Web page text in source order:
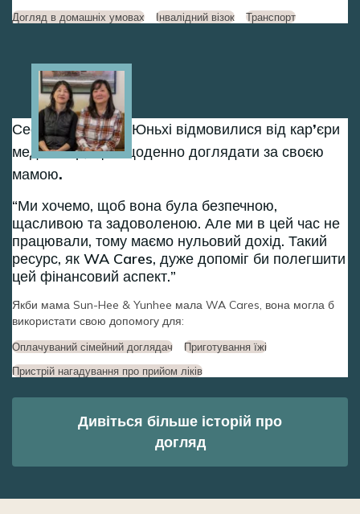
Догляд в домашніх умовах Інвалідний візок Транспорт
Сестри Сун-Хі та Юньхі відмовилися від кар’єри
медсестер, щоб щоденно доглядати за своєю
мамою.
Ми хочемо, щоб вона була безпечною,
щасливою та задоволеною. Але ми в цей час не
працювали, тому маємо нульовий дохід. Такий
ресурс, як WA Cares, дуже допоміг би полегшити
цей фінансовий аспект.
Якби мама Sun-Hee & Yunhee мала WA Cares, вона могла б
використати свою допомогу для:
Оплачуваний сімейний доглядач
Приготування їжі
Пристрій нагадування про прийом ліків
Image
Дивіться більше історій про
догляд